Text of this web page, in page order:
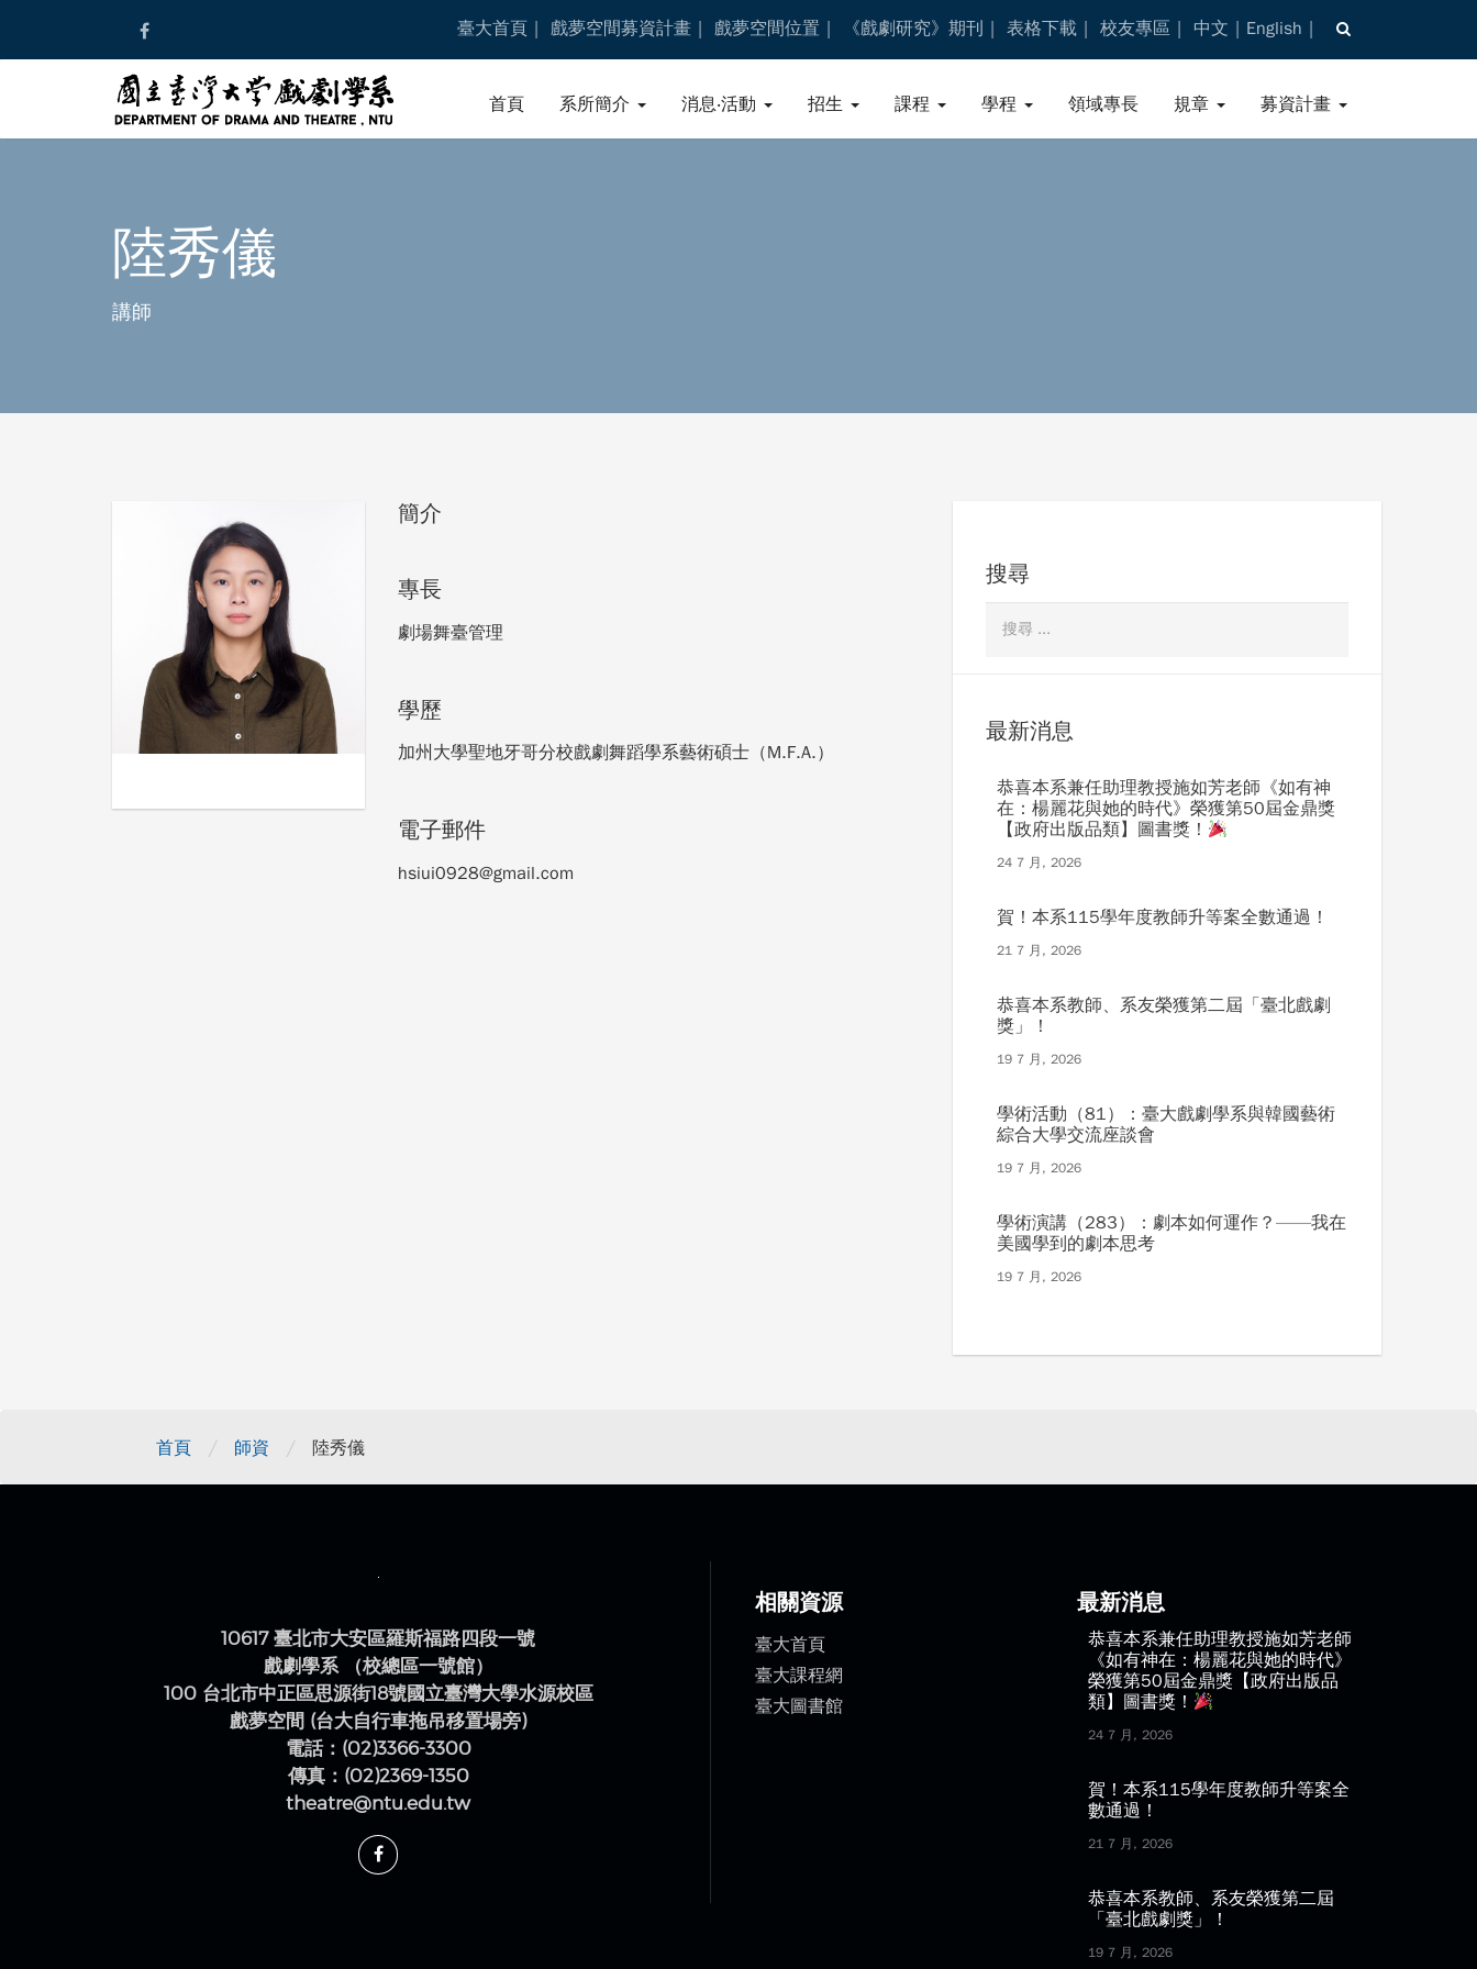
臺大首頁 戲夢空間募資計畫 戲夢空間位置 《戲劇研究》期刊 表格下載 校友專區 中文 English
首頁 系所簡介 消息‧活動 招生 課程 學程 領域專長 規章 募資計畫
陸秀儀
講師
簡介
專長
劇場舞臺管理
學歷
加州大學聖地牙哥分校戲劇舞蹈學系藝術碩士（M.F.A.）
電子郵件
hsiui0928@gmail.com
搜尋
最新消息
恭喜本系兼任助理教授施如芳老師《如有神
在：楊麗花與她的時代》榮獲第50屆金鼎獎
【政府出版品類】圖書獎！
24 7 月, 2026
賀！本系115學年度教師升等案全數通過！
21 7 月, 2026
恭喜本系教師、系友榮獲第二屆「臺北戲劇
獎」！
19 7 月, 2026
學術活動（81）：臺大戲劇學系與韓國藝術
綜合大學交流座談會
19 7 月, 2026
學術演講（283）：劇本如何運作？——我在
美國學到的劇本思考
19 7 月, 2026
首頁 / 師資 / 陸秀儀
10617 臺北市大安區羅斯福路四段一號
戲劇學系 （校總區一號館）
100 台北市中正區思源街18號國立臺灣大學水源校區
戲夢空間 (台大自行車拖吊移置場旁)
電話：(02)3366-3300
傳真：(02)2369-1350
相關資源
臺大首頁
臺大課程網
臺大圖書館
最新消息
恭喜本系兼任助理教授施如芳老師
《如有神在：楊麗花與她的時代》
榮獲第50屆金鼎獎【政府出版品
類】圖書獎！
24 7 月, 2026
賀！本系115學年度教師升等案全
數通過！
21 7 月, 2026
恭喜本系教師、系友榮獲第二屆
「臺北戲劇獎」！
19 7 月, 2026